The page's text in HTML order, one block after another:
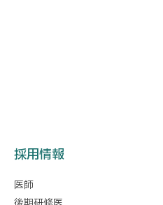
採用情報
医師